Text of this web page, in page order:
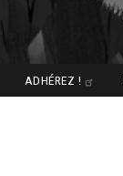
ADHÉREZ !